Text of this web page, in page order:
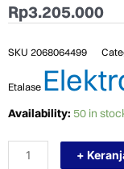
Rp3.205.000
SKU 2068064499
Etalase
Availability: 50 in
TERMURAH
DD
7106
+